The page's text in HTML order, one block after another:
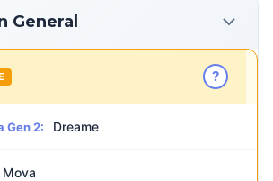
General
?
Gen 2: Dreame
Mova